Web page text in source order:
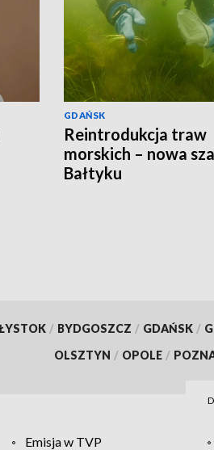
GDAŃSK
Reintrodukcja traw
morskich – nowa
Bałtyku
/ BYDGOSZCZ / GDAŃSK /
OLSZTYN / OPOLE /
Emisja w TVP